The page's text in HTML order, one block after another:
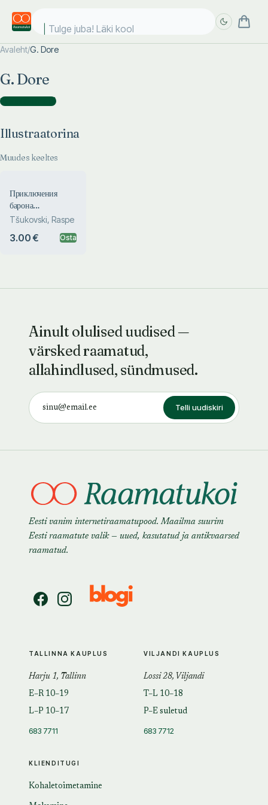
Tulge juba! Läki kooli
Avaleht/G. Dore
G. Dore
Illustraatorina )
Illustraatorina
Muudes keeltes
Приключения
барона
Мюнхаузена.
barona
Tšukovski, Raspe
3.00 € Osta
Ainult olulised uudised —
värsked raamatud,
allahindlused, sündmused.
Telli uudiskiri
Eesti vanim internetiraamatupood. Maailma suurim
Eesti raamatute valik — uued, kasutatud ja antikvaarsed
raamatud.
KLIENDITUGI
Kohaletoimetamine
TALLINNA KAUPLUS
Harju 1, Tallinn
E–R 10–19
L–P 10–17
683 7711
VILJANDI KAUPLUS
Lossi 28, Viljandi
T–L 10–18
P–E suletud
683 7712